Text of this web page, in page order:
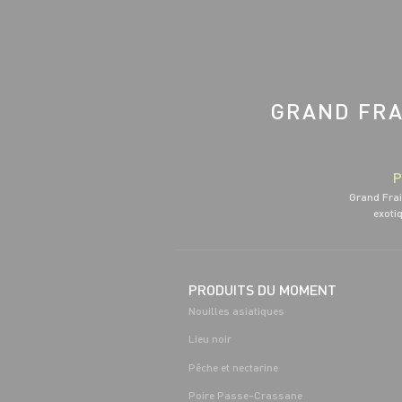
GRAND
Grand
PRODUITS DU MOMENT
Nouilles asiatiques
Lieu noir
Pêche et nectarine
Poire Passe-Crassane